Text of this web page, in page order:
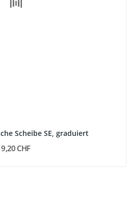
Scheibe SE, graduiert
9,20 CHF